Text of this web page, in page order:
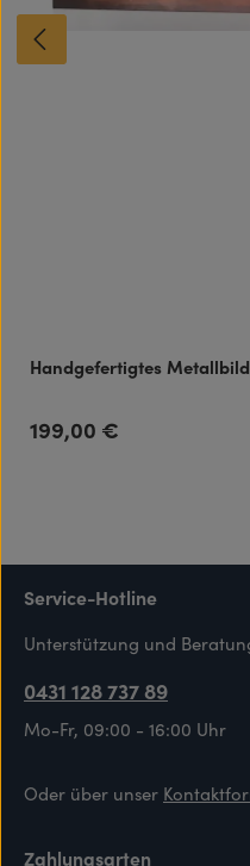
Handgefertigtes
Regulärer Preis:
199,00 €
Service-Hotline
Unterstützung und
0431 128 737 89
Mo-Fr, 09:00 - 16:00 Uhr
Oder über unser
Zahlungsarten